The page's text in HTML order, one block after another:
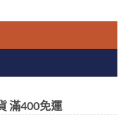
滿400免運